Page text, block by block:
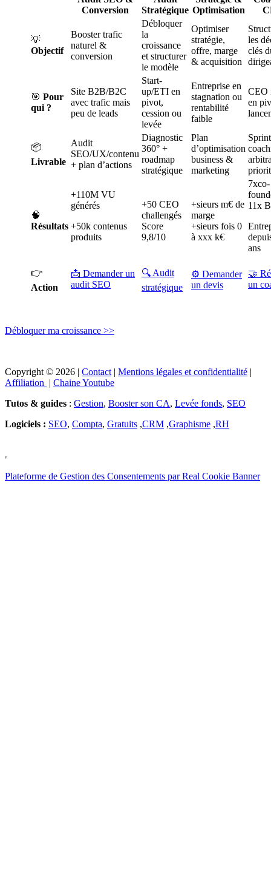
Conversion
Stratégique Optimisation
💡
Objectif
Booster trafic
naturel &
conversion
Débloquer
la
croissance
et structurer
le modèle
Optimiser
stratégie,
offre, marge
& acquisition
les
clés
🎯 Pour
qui ?
Site B2B/B2C
avec trafic mais
peu de leads
Start-
up/ETI en
pivot,
cession ou
levée
Entreprise en
stagnation ou
rentabilité
faible
CEO
en
📦
Livrable
Audit
SEO/UX/contenu
+ plan d’actions
Diagnostic
360° +
roadmap
stratégique
Plan
d’optimisation
business &
marketing
🧠
Résultats
+110M VU
générés
+50k contenus
produits
+50 CEO
challengés
Score
9,8/10
+sieurs m€ de
marge
+sieurs fois 0
à xxx k€
7xco-
11x
ans
👉
Action
📩 Demander un
audit SEO
🔍 Audit
stratégique
⚙️ Demander
un devis
🤝
un
Débloquer ma croissance >>
Copyright © 2026 | Contact| Mentions légales et confidentialité
Affiliation
Chaine Youtube
Tutos & guides : Gestion, Booster son CA, Levée fonds, SEO
Logiciels : SEO, Compta, Gratuits ,CRM ,Graphisme ,RH
Plateforme de Gestion des Consentements par Real Cookie Banner